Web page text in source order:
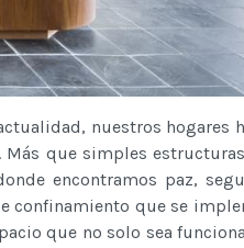
nuestros hogares
que simples
encontramos paz,
confinamiento que se
que no solo sea